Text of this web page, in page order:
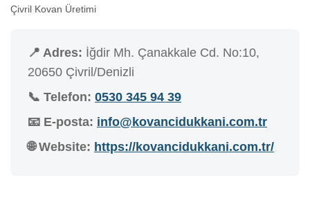
Çivril Kovan Üretimi
📍 Adres: İğdir Mh. Çanakkale Cd. No:10,
20650 Çivril/Denizli
📞 Telefon: 0530 345 94 39
📧 E-posta: info@kovancidukkani.com.tr
🌐 Website: https://kovancidukkani.com.tr/